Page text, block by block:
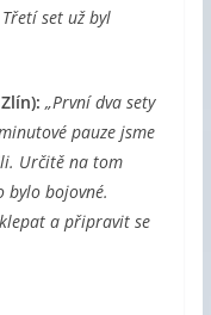
set už byl
„První dva sety
pauze jsme
Určitě na tom
bylo bojovné.
a připravit se